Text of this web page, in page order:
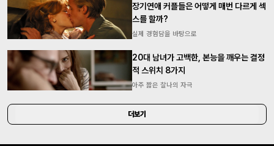
장기연애 커플들은 어떻게 매번 다르게 섹
스를 할까?
실제 경험담을 바탕으로
20대 남녀가 고백한, 본능을 깨우는 결정
적 스위치 8가지
아주 짧은 찰나의 자극
더보기